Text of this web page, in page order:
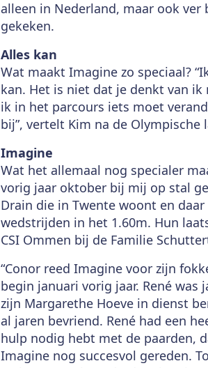
alleen in Nederland, maar ook
gekeken.
Alles kan
Wat maakt Imagine zo speciaal?
kan. Het is niet dat je denkt van
ik in het parcours iets moet
bij”, vertelt Kim na de
Imagine
Wat het allemaal nog specialer
vorig jaar oktober bij mij op stal
Drain die in Twente woont en
wedstrijden in het 1.60m. Hun
CSI Ommen bij de Familie
“Conor reed Imagine voor zijn
begin januari vorig jaar. René
zijn Margarethe Hoeve in dienst
al jaren bevriend. René had een
hulp nodig hebt met de paarden,
Imagine nog succesvol gereden.